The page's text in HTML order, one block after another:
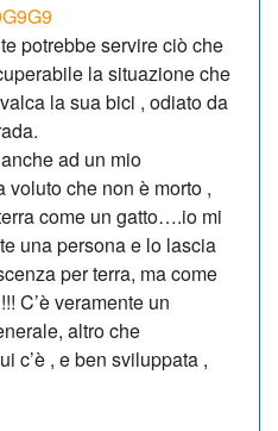
potrebbe servire ciò che
la situazione che
la sua bici , odiato da
ad un mio
che non è morto ,
come un gatto….io mi
una persona e lo lascia
per terra, ma come
C’è veramente un
altro che
c’è , e ben sviluppata ,